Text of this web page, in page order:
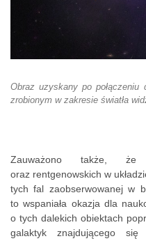
Obraz uzyskany po połączeniu
zrobionym w zakresie światła
Zauważono także, że
oraz rentgenowskich w
tych fal zaobserwowanej w
to wspaniała okazja dla
o tych dalekich obiektach
galaktyk znajdującego się